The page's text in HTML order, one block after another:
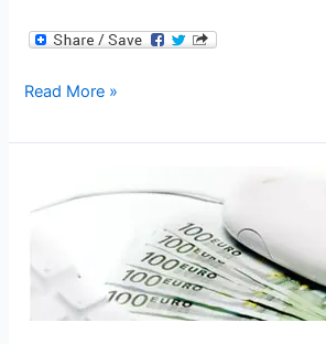
Kako
novac
Read More »